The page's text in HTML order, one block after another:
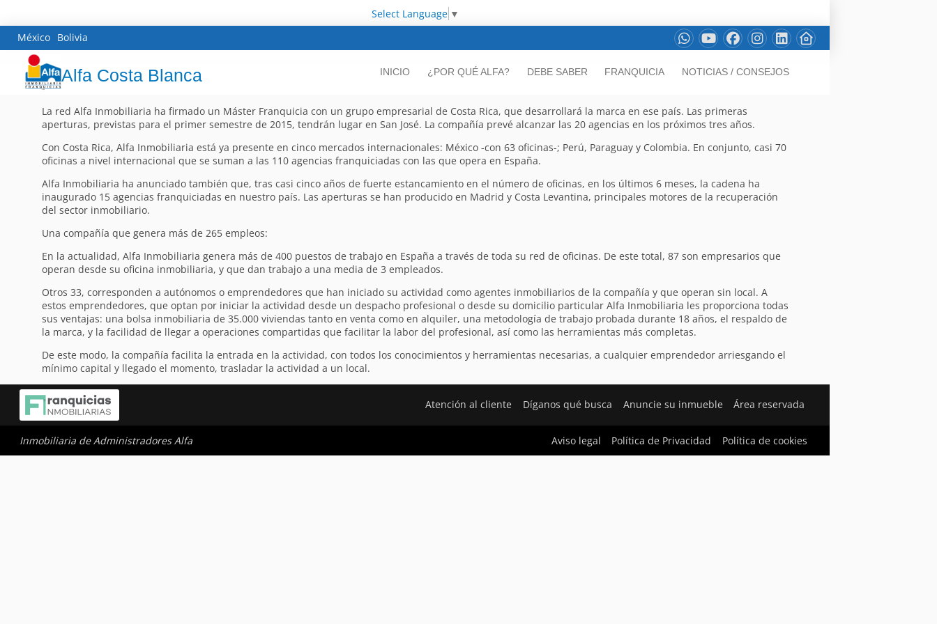
Select Language ▼
México Bolivia
Alfa Costa Blanca INICIO ¿POR QUÉ ALFA? DEBE SABER FRANQUICIA NOTICIAS / CONSEJOS
La red Alfa Inmobiliaria ha firmado un Máster Franquicia con un grupo empresarial de Costa Rica, que desarrollará la marca en ese país. Las primeras
aperturas, previstas para el primer semestre de 2015, tendrán lugar en San José. La compañía prevé alcanzar las 20 agencias en los próximos tres años.
Con Costa Rica, Alfa Inmobiliaria está ya presente en cinco mercados internacionales: México -con 63 oficinas-; Perú, Paraguay y Colombia. En conjunto, casi 70
oficinas a nivel internacional que se suman a las 110 agencias franquiciadas con las que opera en España.
Alfa Inmobiliaria ha anunciado también que, tras casi cinco años de fuerte estancamiento en el número de oficinas, en los últimos 6 meses, la cadena ha
inaugurado 15 agencias franquiciadas en nuestro país. Las aperturas se han producido en Madrid y Costa Levantina, principales motores de la recuperación
del sector inmobiliario.
Una compañía que genera más de 265 empleos:
En la actualidad, Alfa Inmobiliaria genera más de 400 puestos de trabajo en España a través de toda su red de oficinas. De este total, 87 son empresarios que
operan desde su oficina inmobiliaria, y que dan trabajo a una media de 3 empleados.
Otros 33, corresponden a autónomos o emprendedores que han iniciado su actividad como agentes inmobiliarios de la compañía y que operan sin local. A
estos emprendedores, que optan por iniciar la actividad desde un despacho profesional o desde su domicilio particular Alfa Inmobiliaria les proporciona todas
sus ventajas: una bolsa inmobiliaria de 35.000 viviendas tanto en venta como en alquiler, una metodología de trabajo probada durante 18 años, el respaldo de
la marca, y la facilidad de llegar a operaciones compartidas que facilitar la labor del profesional, así como las herramientas más completas.
De este modo, la compañía facilita la entrada en la actividad, con todos los conocimientos y herramientas necesarias, a cualquier emprendedor arriesgando el
mínimo capital y llegado el momento, trasladar la actividad a un local.
Atención al cliente Díganos qué busca Anuncie su inmueble Área reservada
Inmobiliaria de Administradores Alfa Aviso legal Política de Privacidad Política de cookies